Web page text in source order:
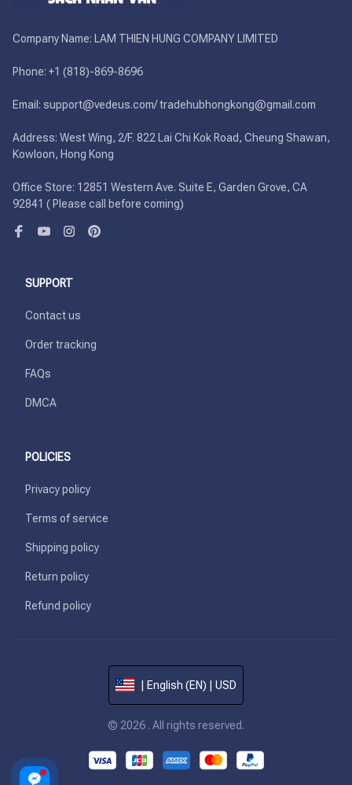
Company Name: LAM THIEN HUNG COMPANY LIMITED
Phone: +1 (818)-869-8696
Email: support@vedeus.com/ tradehubhongkong@gmail.com
Address: West Wing, 2/F. 822 Lai Chi Kok Road, Cheung Shawan,
Kowloon, Hong Kong
Office Store: 12851 Western Ave. Suite E, Garden Grove, CA
92841 ( Please call before coming)
SUPPORT
Contact us
Order tracking
FAQs
DMCA
POLICIES
Privacy policy
Terms of service
Shipping policy
Return policy
Refund policy
| English (EN) | USD
© 2026 . All rights reserved.